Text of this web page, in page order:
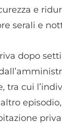
e
serali e
dopo
tra cui